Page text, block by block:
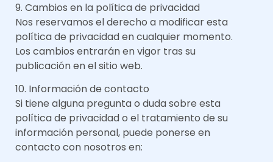
9. Cambios en la política de privacidad
Nos reservamos el derecho a modificar esta
política de privacidad en cualquier momento.
Los cambios entrarán en vigor tras su
publicación en el sitio web.
10. Información de contacto
Si tiene alguna pregunta o duda sobre esta
política de privacidad o el tratamiento de su
información personal, puede ponerse en
contacto con nosotros en: